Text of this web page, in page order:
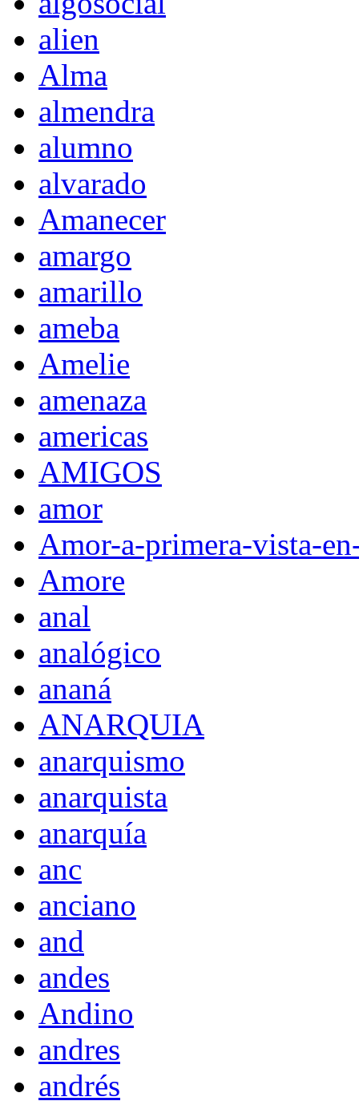
alien
Alma
almendra
alumno
alvarado
Amanecer
amargo
amarillo
ameba
Amelie
amenaza
americas
AMIGOS
amor
Amor-a-primera-vista-
Amore
anal
analógico
ananá
ANARQUIA
anarquismo
anarquista
anarquía
anc
anciano
and
andes
Andino
andres
andrés